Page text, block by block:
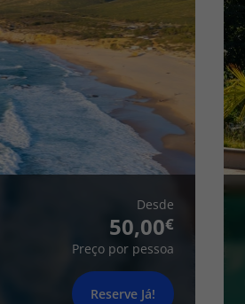
Desde
50,00
Preço por pessoa
Reserve Já!